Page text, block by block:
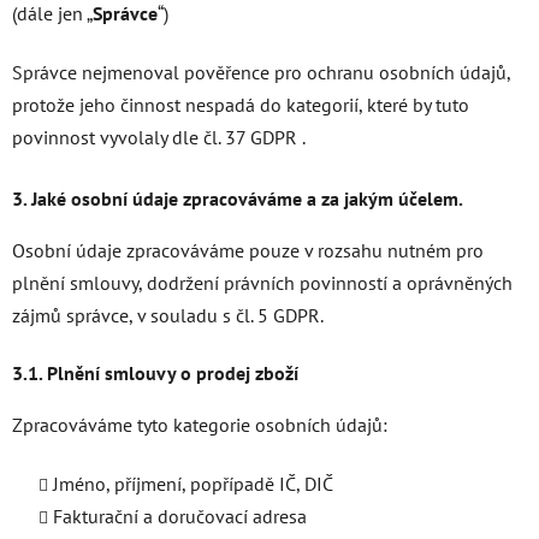
(dále jen „Správce“)
Správce nejmenoval pověřence pro ochranu osobních údajů,
protože jeho činnost nespadá do kategorií, které by tuto
povinnost vyvolaly dle čl. 37 GDPR .
3. Jaké osobní údaje zpracováváme a za jakým účelem.
Osobní údaje zpracováváme pouze v rozsahu nutném pro
plnění smlouvy, dodržení právních povinností a oprávněných
zájmů správce, v souladu s čl. 5 GDPR.
3.1. Plnění smlouvy o prodej zboží
Zpracováváme tyto kategorie osobních údajů:
Jméno, příjmení, popřípadě IČ, DIČ
Fakturační a doručovací adresa